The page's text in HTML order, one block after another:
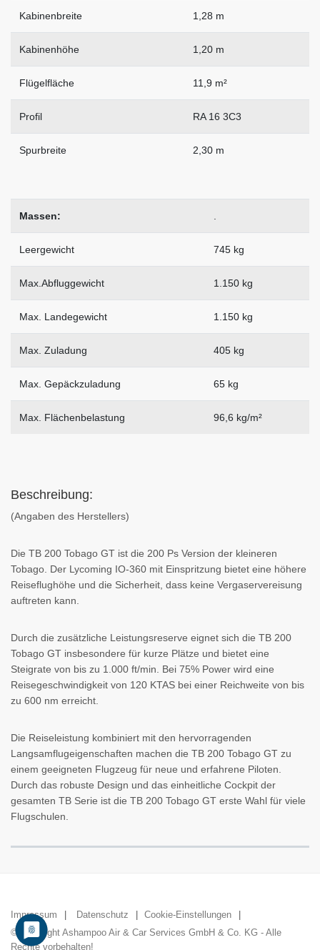
Kabinenbreite 1,28 m
Kabinenhöhe 1,20 m
Flügelfläche 11,9 m²
Profil RA 16 3C3
Spurbreite 2,30 m
Massen:
Leergewicht 745 kg
Max.Abfluggewicht 1.150 kg
Max. Landegewicht 1.150 kg
Max. Zuladung 405 kg
Max. Gepäckzuladung 65 kg
Max. Flächenbelastung 96,6 kg/m²
Beschreibung:
(Angaben des Herstellers)
Die TB 200 Tobago GT ist die 200 Ps Version der kleineren
Tobago. Der Lycoming IO-360 mit Einspritzung bietet eine höhere
Reiseflughöhe und die Sicherheit, dass keine Vergaservereisung
auftreten kann.
Durch die zusätzliche Leistungsreserve eignet sich die TB 200
Tobago GT insbesondere für kurze Plätze und bietet eine
Steigrate von bis zu 1.000 ft/min. Bei 75% Power wird eine
Reisegeschwindigkeit von 120 KTAS bei einer Reichweite von bis
zu 600 nm erreicht.
Die Reiseleistung kombiniert mit den hervorragenden
Langsamflugeigenschaften machen die TB 200 Tobago GT zu
einem geeigneten Flugzeug für neue und erfahrene Piloten.
Durch das robuste Design und das einheitliche Cockpit der
gesamten TB Serie ist die TB 200 Tobago GT erste Wahl für viele
Flugschulen.
Impressum Datenschutz
Cookie-Einstellungen
© Copyright Ashampoo Air & Car Services GmbH & Co. KG - Alle
Rechte vorbehalten!